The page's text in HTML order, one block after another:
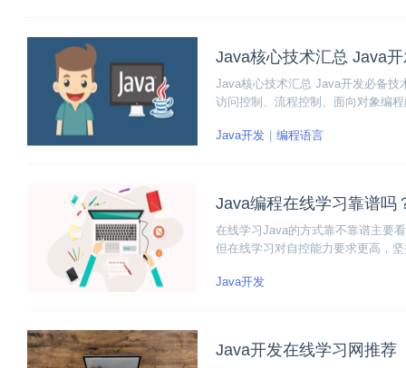
Java核心技术汇总 Java
Java核心技术汇总 Java开发必备技
访问控制、流程控制、面向对象编
Java开发 编程语言
Java编程在线学习靠谱吗
在线学习Java的方式靠不靠谱主要
但在线学习对自控能力要求更高，
Java开发
Java开发在线学习网推荐